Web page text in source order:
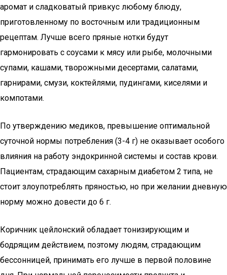
аромат и сладковатый привкус любому блюду,
приготовленному по восточным или традиционным
рецептам. Лучше всего пряные нотки будут
гармонировать с соусами к мясу или рыбе, молочными
супами, кашами, творожными десертами, салатами,
гарнирами, смузи, коктейлями, пудингами, киселями и
компотами.
По утверждению медиков, превышение оптимальной
суточной нормы потребления (3-4 г) не оказывает особого
влияния на работу эндокринной системы и состав крови.
Пациентам, страдающим сахарным диабетом 2 типа, не
стоит злоупотреблять пряностью, но при желании дневную
норму можно довести до 6 г.
Коричник цейлонский обладает тонизирующим и
бодрящим действием, поэтому людям, страдающим
бессонницей, принимать его лучше в первой половине